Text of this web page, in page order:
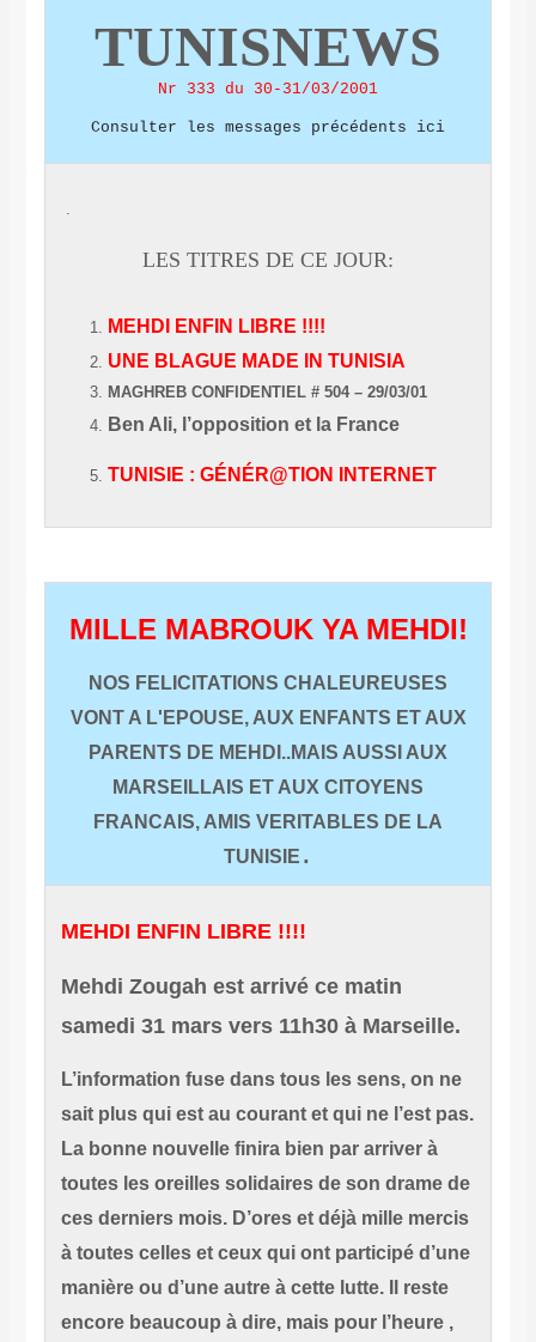
TUNISNEWS
Nr 333 du 30-31/03/2001
Consulter les messages précédents ici
.
LES TITRES DE CE JOUR:
MEHDI ENFIN LIBRE !!!!
UNE BLAGUE MADE IN TUNISIA
MAGHREB CONFIDENTIEL # 504 – 29/03/01
Ben Ali, l’opposition et la France
TUNISIE : GÉNÉR@TION INTERNET
MILLE MABROUK YA MEHDI!
NOS FELICITATIONS CHALEUREUSES
VONT A L'EPOUSE, AUX ENFANTS ET AUX
PARENTS DE MEHDI..MAIS AUSSI AUX
MARSEILLAIS ET AUX CITOYENS
FRANCAIS, AMIS VERITABLES DE LA
TUNISIE .
MEHDI ENFIN LIBRE !!!!
Mehdi Zougah est arrivé ce matin
samedi 31 mars vers 11h30 à Marseille.
L’information fuse dans tous les sens, on ne
sait plus qui est au courant et qui ne l’est pas.
La bonne nouvelle finira bien par arriver à
toutes les oreilles solidaires de son drame de
ces derniers mois. D’ores et déjà mille mercis
à toutes celles et ceux qui ont participé d’une
manière ou d’une autre à cette lutte. Il reste
encore beaucoup à dire, mais pour l’heure ,